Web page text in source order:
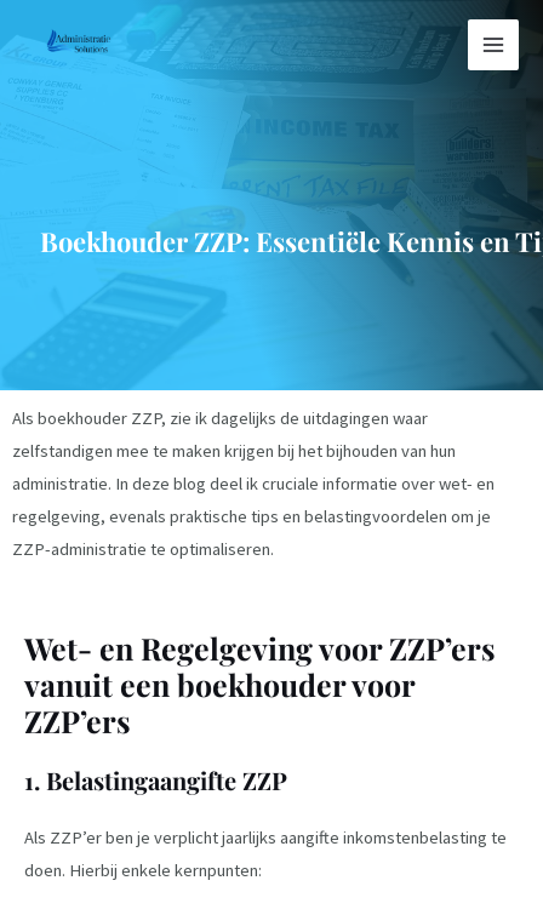
Boekhouder ZZP: Essentiële Kennis en
Als boekhouder ZZP, zie ik dagelijks de uitdagingen waar
zelfstandigen mee te maken krijgen bij het bijhouden van hun
administratie. In deze blog deel ik cruciale informatie over wet- en
regelgeving, evenals praktische tips en belastingvoordelen om je
ZZP-administratie te optimaliseren.
Wet- en Regelgeving voor ZZP’ers
vanuit een boekhouder voor
ZZP’ers
1. Belastingaangifte ZZP
Als ZZP’er ben je verplicht jaarlijks aangifte inkomstenbelasting te
doen. Hierbij enkele kernpunten: